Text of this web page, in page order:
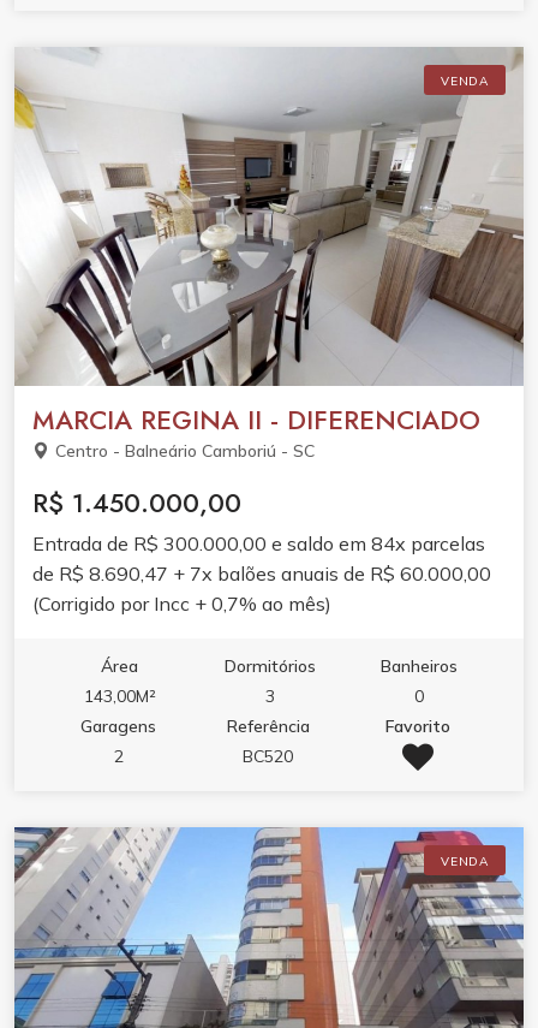
VENDA
MARCIA REGINA II - DIFERENCIADO
Centro - Balneário Camboriú - SC
R$ 1.450.000,00
Entrada de R$ 300.000,00 e saldo em 84x parcelas
de R$ 8.690,47 + 7x balões anuais de R$ 60.000,00
(Corrigido por Incc + 0,7% ao mês)
Área
143,00M²
Dormitórios
3
Banheiros
0
Garagens
2
Referência
BC520
Favorito
VENDA